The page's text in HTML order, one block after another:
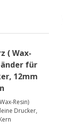
( Wax-
für
12mm
Resin)